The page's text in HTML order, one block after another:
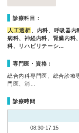
診療科目：
人工透析 、内科、呼吸器内
病科、神経内科、腎臓内科
科、リハビリテーシ…
専門医・資格：
総合内科専門医、総合診療
門医、消…
診療時間
08:30-17:15